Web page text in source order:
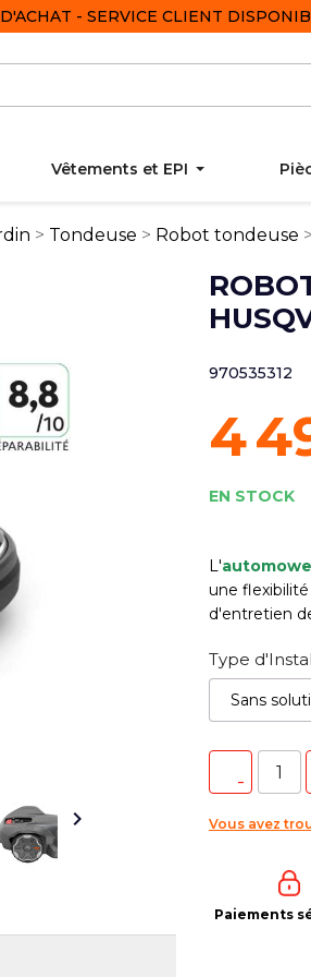
- SERVICE CLIENT
Vêtements et EPI
Tondeuse Robot tondeuse

970535312
4
EN STOCK
L'
une
d'entretien
Type
Vous avez
Paiements